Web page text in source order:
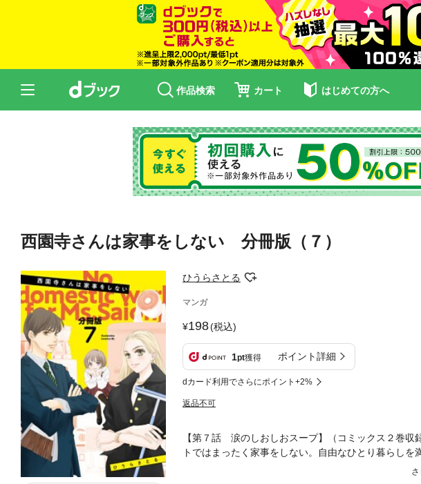
作品検索 カート はじめての方へ
西園寺さんは家事をしない 分冊版（７）
ひうらさとる
マンガ
198(税込)
1pt獲得 ポイント詳細
dカード利用でさらにポイント+2%
返品不可
【第７話 涙のしおしおスープ】（コミックス２巻収
トではまったく家事をしない。自由なひとり暮らし
ジニアの楠見くんが現れた！天然タラシ系年下男子